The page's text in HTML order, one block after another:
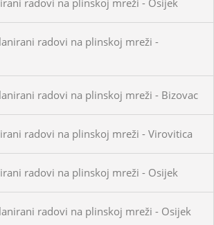
radovi na plinskoj mreži -
radovi na plinskoj mreži - Bizovac
radovi na plinskoj mreži - Virovitica
radovi na plinskoj mreži - Osijek
radovi na plinskoj mreži - Osijek